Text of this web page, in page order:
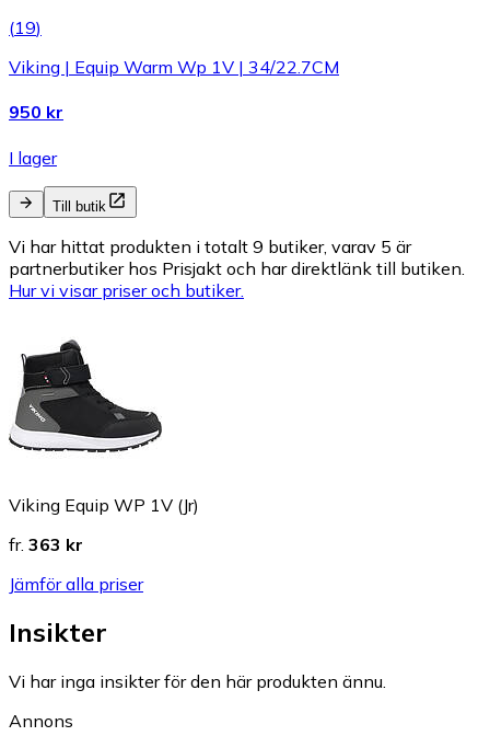
(19)
Viking | Equip Warm Wp 1V | 34/22.7CM
950 kr
I lager
Till butik
Vi har hittat produkten i totalt 9 butiker, varav 5 är
partnerbutiker hos Prisjakt och har direktlänk till butiken.
Hur vi visar priser och butiker.
Viking Equip WP 1V (Jr)
fr. 363 kr
Jämför alla priser
Insikter
Vi har inga insikter för den här produkten ännu.
Annons